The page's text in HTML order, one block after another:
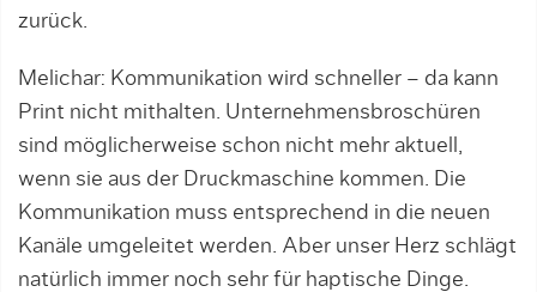
zurück.
Melichar: Kommunikation wird schneller – da kann
Print nicht mithalten. Unternehmensbroschüren
sind möglicherweise schon nicht mehr aktuell,
wenn sie aus der Druckmaschine kommen. Die
Kommunikation muss entsprechend in die neuen
Kanäle umgeleitet werden. Aber unser Herz schlägt
natürlich immer noch sehr für haptische Dinge.